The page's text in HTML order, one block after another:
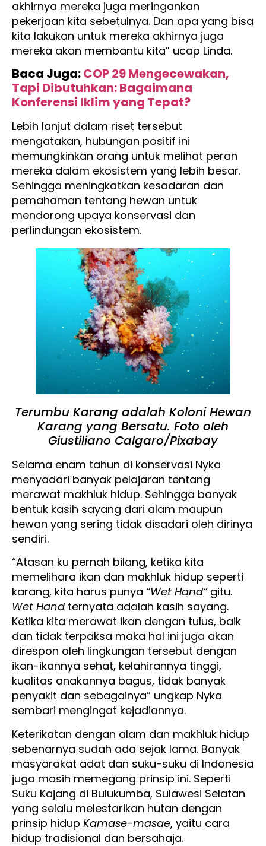
akhirnya mereka juga meringankan
pekerjaan kita sebetulnya. Dan apa yang bisa
kita lakukan untuk mereka akhirnya juga
mereka akan membantu kita” ucap Linda.
Baca Juga:COP 29 Mengecewakan,
Tapi Dibutuhkan: Bagaimana
Konferensi Iklim yang Tepat?
Lebih lanjut dalam riset tersebut
mengatakan, hubungan positif ini
memungkinkan orang untuk melihat peran
mereka dalam ekosistem yang lebih besar.
Sehingga meningkatkan kesadaran dan
pemahaman tentang hewan untuk
mendorong upaya konservasi dan
perlindungan ekosistem.
Terumbu Karang adalah Koloni Hewan
Karang yang Bersatu. Foto oleh
Giustiliano Calgaro/Pixabay
Selama enam tahun di konservasi Nyka
menyadari banyak pelajaran tentang
merawat makhluk hidup. Sehingga banyak
bentuk kasih sayang dari alam maupun
hewan yang sering tidak disadari oleh dirinya
sendiri.
“Atasan ku pernah bilang, ketika kita
memelihara ikan dan makhluk hidup seperti
karang, kita harus punya “Wet Hand” gitu.
Wet Handternyata adalah kasih sayang.
Ketika kita merawat ikan dengan tulus, baik
dan tidak terpaksa maka hal ini juga akan
direspon oleh lingkungan tersebut dengan
ikan-ikannya sehat, kelahirannya tinggi,
kualitas anakannya bagus, tidak banyak
penyakit dan sebagainya” ungkap Nyka
sembari mengingat kejadiannya.
Keterikatan dengan alam dan makhluk hidup
sebenarnya sudah ada sejak lama. Banyak
masyarakat adat dan suku-suku di Indonesia
juga masih memegang prinsip ini. Seperti
Suku Kajang di Bulukumba, Sulawesi Selatan
yang selalu melestarikan hutan dengan
prinsip hidup Kamase-masae, yaitu cara
hidup tradisional dan bersahaja.